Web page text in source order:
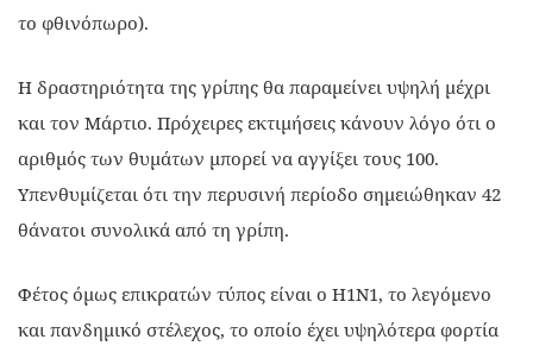
το φθινόπωρο).
Η δραστηριότητα της γρίπης θα παραμείνει υψηλή μέχρι
και τον Μάρτιο. Πρόχειρες εκτιμήσεις κάνουν λόγο ότι ο
αριθμός των θυμάτων μπορεί να αγγίξει τους 100.
Υπενθυμίζεται ότι την περυσινή περίοδο σημειώθηκαν 42
θάνατοι συνολικά από τη γρίπη.
Φέτος όμως επικρατών τύπος είναι ο Η1Ν1, το λεγόμενο
και πανδημικό στέλεχος, το οποίο έχει υψηλότερα φορτία